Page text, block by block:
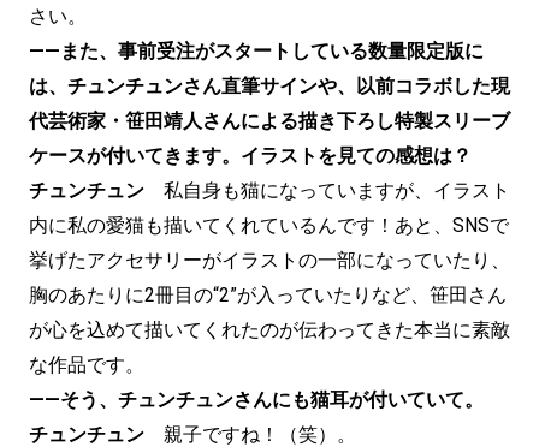
さい。
——また、事前受注がスタートしている数量限定版に
は、チュンチュンさん直筆サインや、以前コラボした現
代芸術家・笹田靖人さんによる描き下ろし特製スリーブ
ケースが付いてきます。イラストを見ての感想は？
チュンチュン 私自身も猫になっていますが、イラスト
内に私の愛猫も描いてくれているんです！あと、SNSで
挙げたアクセサリーがイラストの一部になっていたり、
胸のあたりに2冊目の“2”が入っていたりなど、笹田さん
が心を込めて描いてくれたのが伝わってきた本当に素敵
な作品です。
——そう、チュンチュンさんにも猫耳が付いていて。
チュンチュン 親子ですね！（笑）。